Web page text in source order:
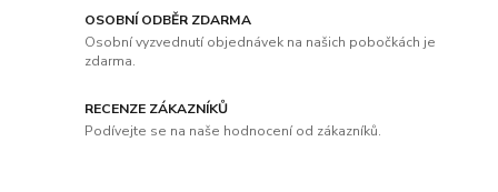
OSOBNÍ ODBĚR ZDARMA
Osobní vyzvednutí objednávek na našich pobočkách je
zdarma.
RECENZE ZÁKAZNÍKŮ
Podívejte se na naše hodnocení od zákazníků.